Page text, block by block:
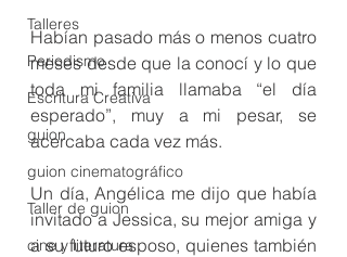
Talleres
Periodismo
Escritura Creativa
guion
guion cinematográfico
Taller de guion
cine y literatura
Habían pasado más o menos cuatro
meses desde que la conocí y lo que
toda mi familia llamaba “el día
esperado”, muy a mi pesar, se
acercaba cada vez más.
Un día, Angélica me dijo que había
invitado a Jessica, su mejor amiga y
a su futuro esposo, quienes también